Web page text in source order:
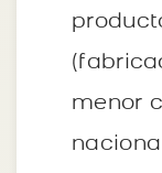
menor